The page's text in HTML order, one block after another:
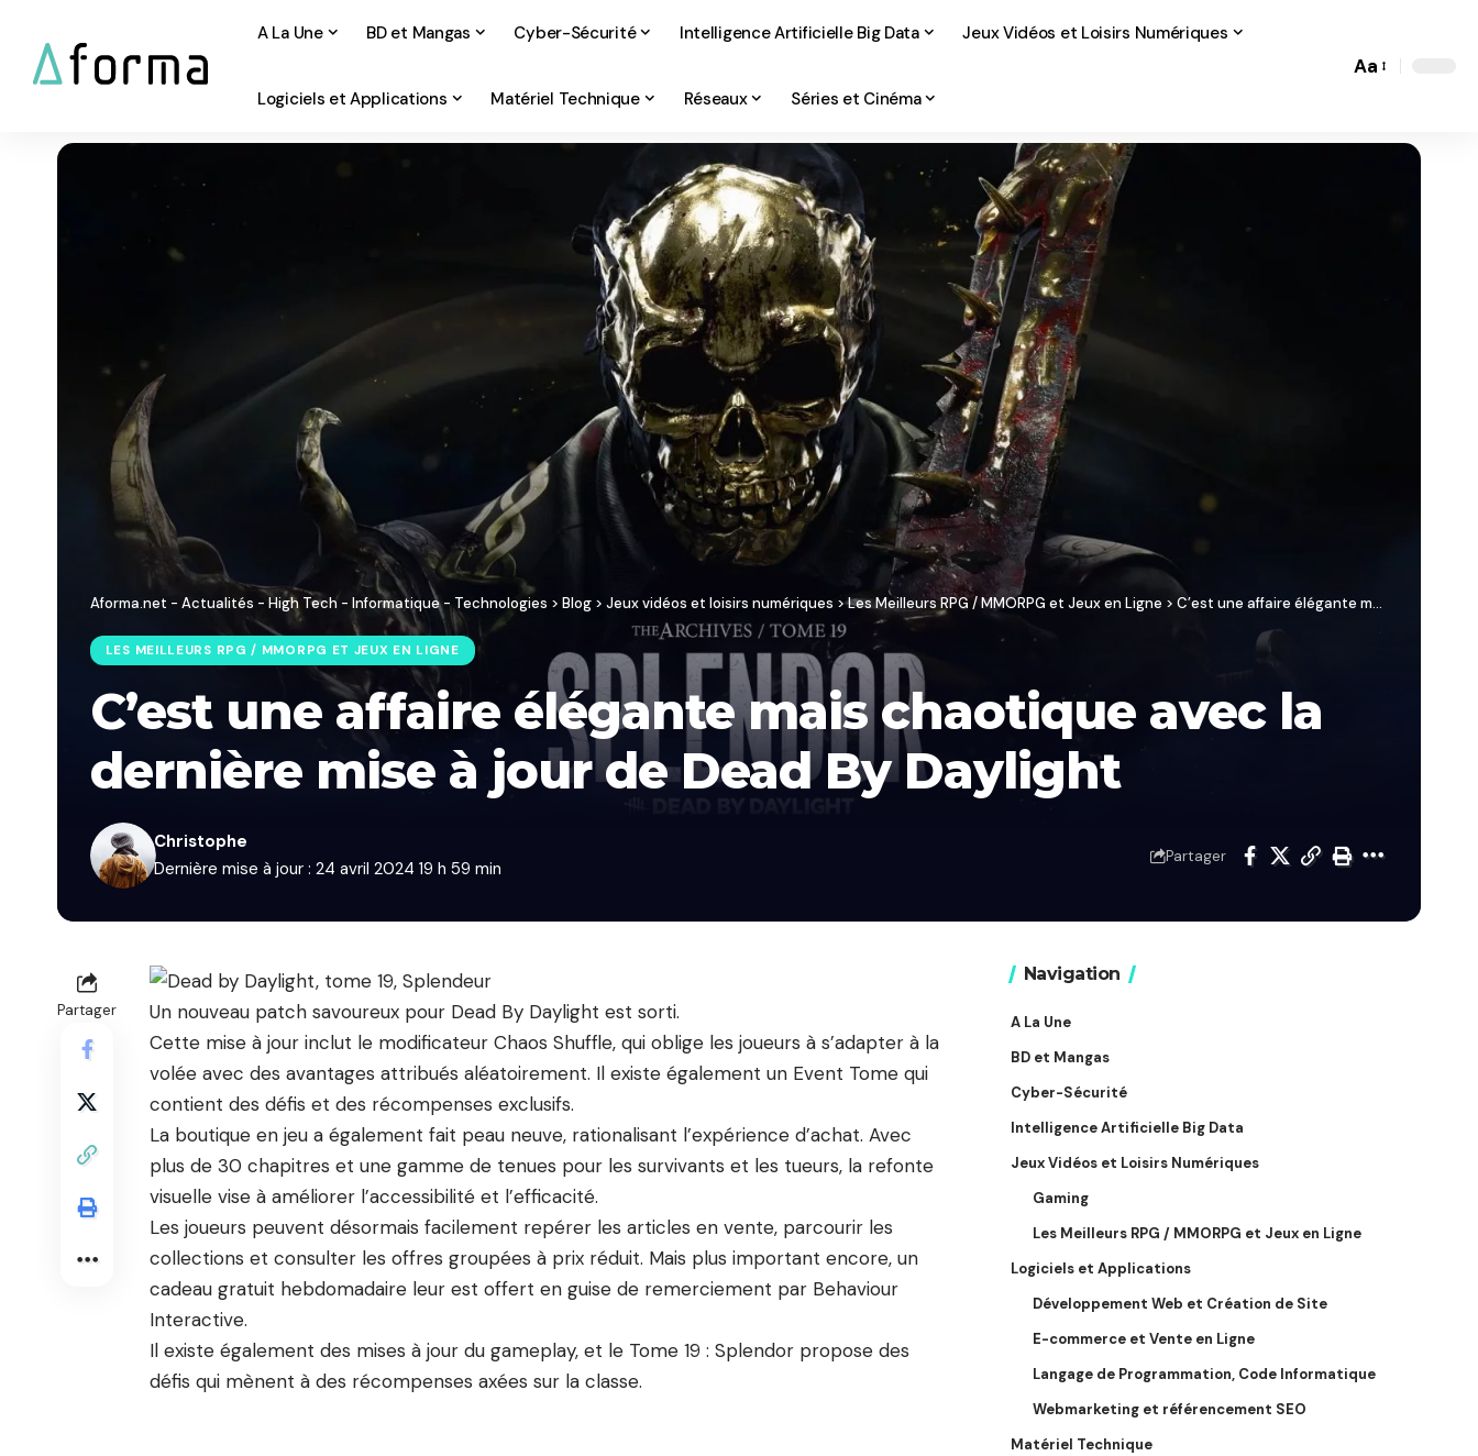
A La Une BD et Mangas Cyber-Sécurité Intelligence Artificielle Big Data Jeux Vidéos et Loisirs Numériques
Logiciels et Applications Matériel Technique Réseaux Séries et Cinéma
Font
Aa
Aforma.net - Actualités - High Tech - Informatique - Technologies > Blog > Jeux vidéos et loisirs numériques >Les Meilleurs RPG / MMORPG et Jeux en Ligne > C’est une affaire élégante mais chaotique avec la dernière mise à jour de Dead By Daylight
LES MEILLEURS RPG / MMORPG ET JEUX EN LIGNE
C’est une affaire élégante mais chaotique avec la
dernière mise à jour de Dead By Daylight
Dernière mise à jour : 24 avril 2024 19 h 59 min
Christophe
Partager
Partager
Un nouveau patch savoureux pour Dead By Daylight est sorti.
Cette mise à jour inclut le modificateur Chaos Shuffle, qui oblige les joueurs à s’adapter à la
volée avec des avantages attribués aléatoirement. Il existe également un Event Tome qui
contient des défis et des récompenses exclusifs.
La boutique en jeu a également fait peau neuve, rationalisant l’expérience d’achat. Avec
plus de 30 chapitres et une gamme de tenues pour les survivants et les tueurs, la refonte
visuelle vise à améliorer l’accessibilité et l’efficacité.
Les joueurs peuvent désormais facilement repérer les articles en vente, parcourir les
collections et consulter les offres groupées à prix réduit. Mais plus important encore, un
cadeau gratuit hebdomadaire leur est offert en guise de remerciement par Behaviour
Interactive.
Il existe également des mises à jour du gameplay, et le Tome 19 : Splendor propose des
défis qui mènent à des récompenses axées sur la classe.
Navigation
A La Une
BD et Mangas
Cyber-Sécurité
Intelligence Artificielle Big Data
Jeux Vidéos et Loisirs Numériques
Gaming
Les Meilleurs RPG / MMORPG et Jeux en Ligne
Logiciels et Applications
Développement Web et Création de Site
E-commerce et Vente en Ligne
Langage de Programmation, Code Informatique
Webmarketing et référencement SEO
Matériel Technique